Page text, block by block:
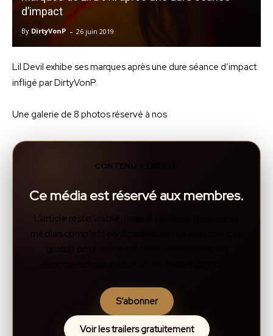
d’impact
By DirtyVonP - 26 juin 2019
Lil Devil exhibe ses marques après une dure séance d’impact
infligé par DirtyVonP.
Une galerie de 8 photos réservé à nos
CONTENU RÉSERVÉ
Ce média est réservé aux membres.
L’article reste visible, mais les vidéos, galeries et
médias complets sont protégés. Crée un compte
gratuit pour voir les trailers disponibles, ou
S’abonner
Voir les trailers gratuitement